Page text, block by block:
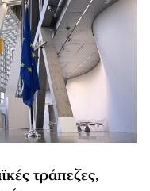
τράπεζες,